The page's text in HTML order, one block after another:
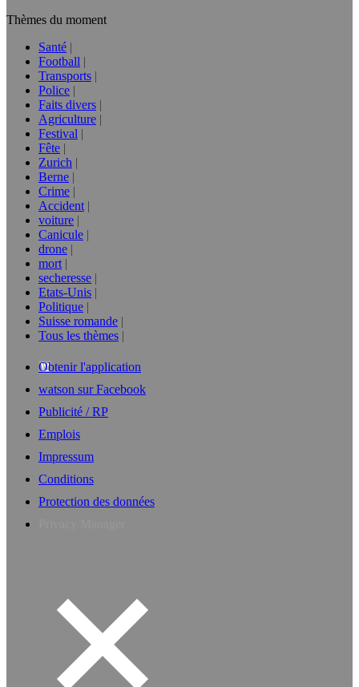
Thèmes du moment
Santé
Football
Transports
Police
Faits divers
Agriculture
Festival
Fête
Zurich
Berne
Crime
Accident
voiture
Canicule
drone
mort
secheresse
Etats-Unis
Politique
Suisse romande
Tous les thèmes
Obtenir l'application
watson sur Facebook
Publicité / RP
Emplois
Impressum
Conditions
Protection des données